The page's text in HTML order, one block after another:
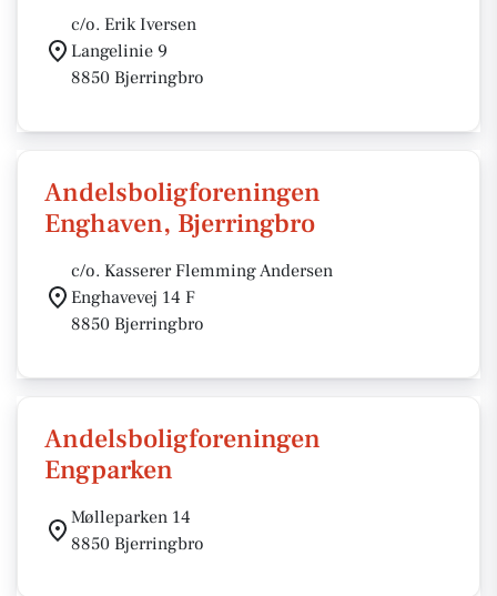
c/o. Erik Iversen
Langelinie 9
8850 Bjerringbro
Andelsboligforeningen
Enghaven, Bjerringbro
c/o. Kasserer Flemming Andersen
Enghavevej 14 F
8850 Bjerringbro
Andelsboligforeningen
Engparken
Mølleparken 14
8850 Bjerringbro